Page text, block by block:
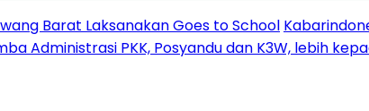
Barat Laksanakan Goes to School
Administrasi PKK, Posyandu dan K3W, lebih